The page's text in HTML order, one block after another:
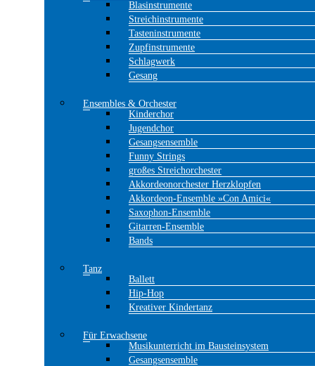
Blasinstrumente
Streichinstrumente
Tasteninstrumente
Zupfinstrumente
Schlagwerk
Gesang
Ensembles & Orchester
Kinderchor
Jugendchor
Gesangsensemble
Funny Strings
großes Streichorchester
Akkordeonorchester Herzklopfen
Akkordeon-Ensemble »Con Amici«
Saxophon-Ensemble
Gitarren-Ensemble
Bands
Tanz
Ballett
Hip-Hop
Kreativer Kindertanz
Für Erwachsene
Musikunterricht im Bausteinsystem
Gesangsensemble